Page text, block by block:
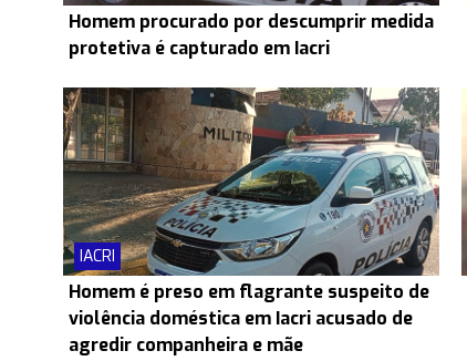
Homem procurado por descumprir medida
protetiva é capturado em Iacri
IACRI
Homem é preso em flagrante suspeito de
violência doméstica em Iacri acusado de
agredir companheira e mãe